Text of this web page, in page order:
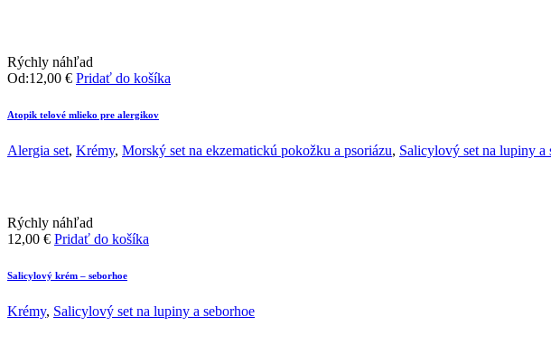
Rýchly náhľad
Od:12,00 € Pridať do košíka
Atopik telové mlieko pre alergikov
Alergia set, Krémy, Morský set na ekzematickú pokožku a psoriázu, Salicylový set na lupiny a
Rýchly náhľad
12,00 € Pridať do košíka
Salicylový krém – seborhoe
Krémy, Salicylový set na lupiny a seborhoe